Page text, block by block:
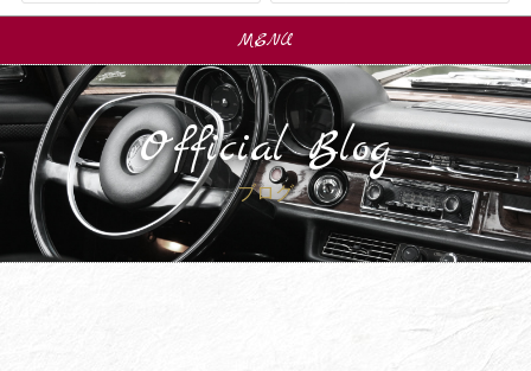
MENU
Car Sales
販売車
パーツ販売
Trade In
買取査定
Official Blog
ブログ